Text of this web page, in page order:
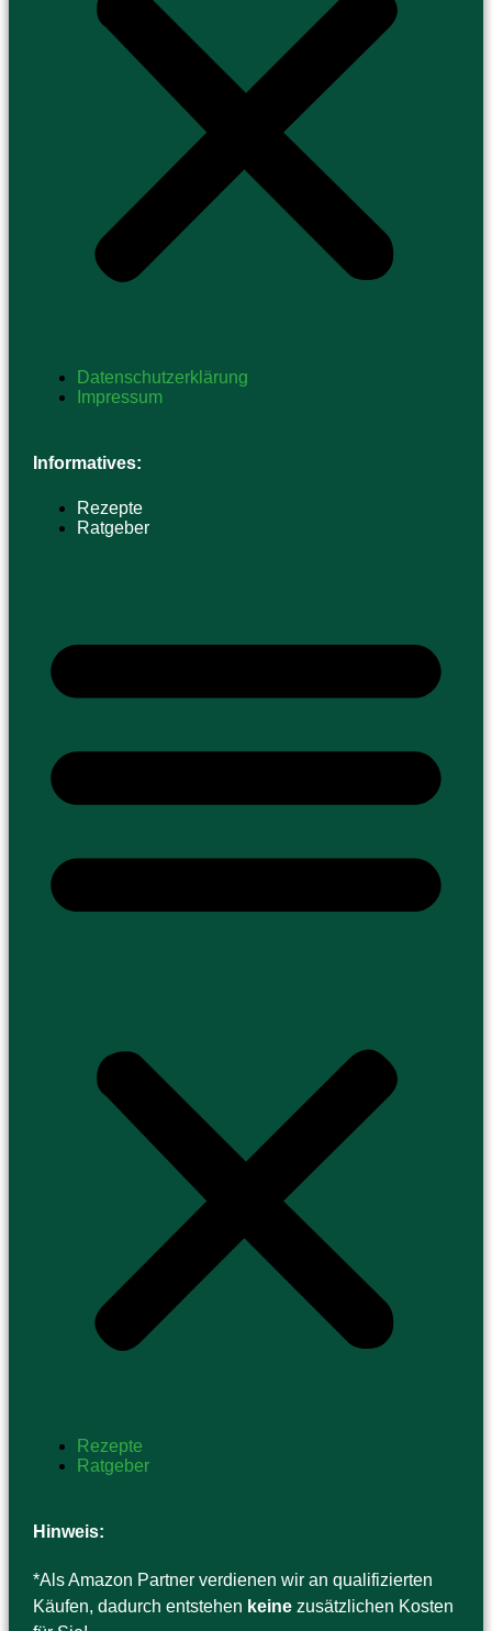
Datenschutzerklärung
Impressum
Informatives:
Rezepte
Ratgeber
Rezepte
Ratgeber
Hinweis:
*Als Amazon Partner verdienen wir an qualifizierten
Käufen, dadurch entstehen keinezusätzlichen Kosten